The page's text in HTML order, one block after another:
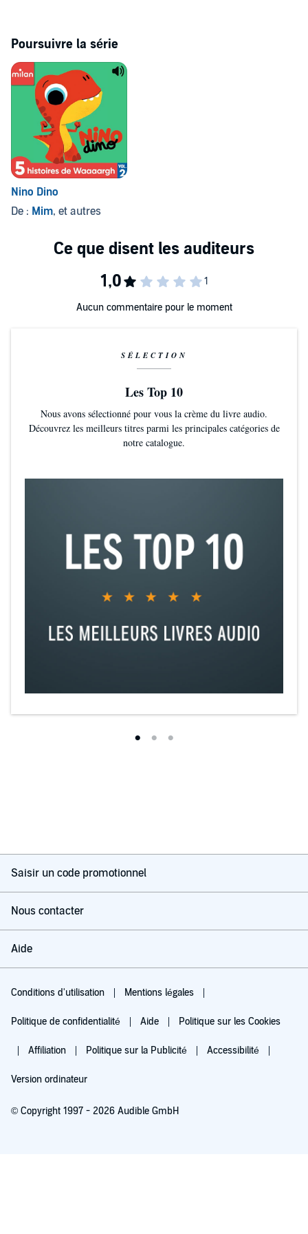
Poursuivre la série
Nino Dino
De : Mim, et autres
Aucun commentaire pour le moment
SÉLECTION
Les Top 10
Nous avons sélectionné pour vous la crème du livre audio.
Découvrez les meilleurs titres parmi les principales catégories de
notre catalogue.
Saisir un code promotionnel
Nous contacter
Aide
Conditions d'utilisation Mentions légales
Politique de confidentialité Aide Politique sur les Cookies
Affiliation Politique sur la Publicité Accessibilité
Version ordinateur
© Copyright 1997 - 2026 Audible GmbH